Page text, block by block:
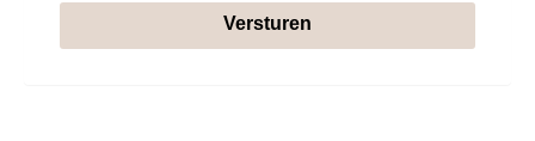
Versturen